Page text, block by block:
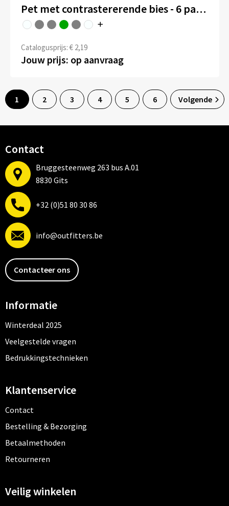
Pet met contrastererende bies - 6 panelen
Catalogusprijs: € 2,19
Jouw prijs: op aanvraag
1 2 3 4 5 6 Volgende
Contact
Bruggesteenweg 263 bus A.01
8830 Gits
+32 (0)51 80 30 86
info@outfitters.be
Contacteer ons
Informatie
Winterdeal 2025
Veelgestelde vragen
Bedrukkingstechnieken
Klantenservice
Contact
Bestelling & Bezorging
Betaalmethoden
Retourneren
Veilig winkelen